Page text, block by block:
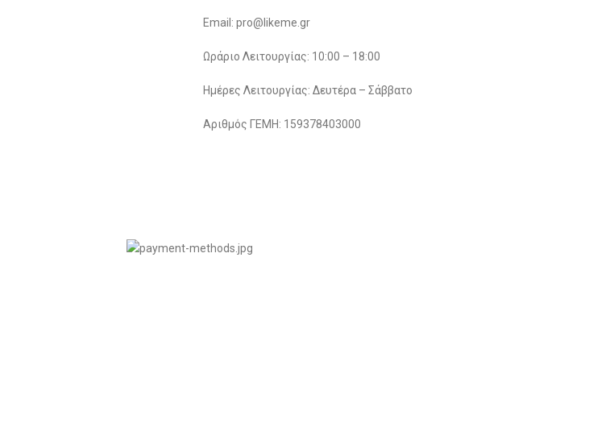
Email: pro@likeme.gr
Ωράριο Λειτουργίας: 10:00 – 18:00
Ημέρες Λειτουργίας: Δευτέρα – Σάββατο
Αριθμός ΓΕΜΗ: 159378403000